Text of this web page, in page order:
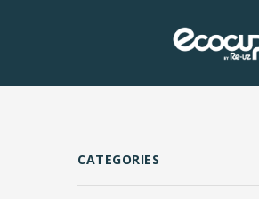
CATEGORIES